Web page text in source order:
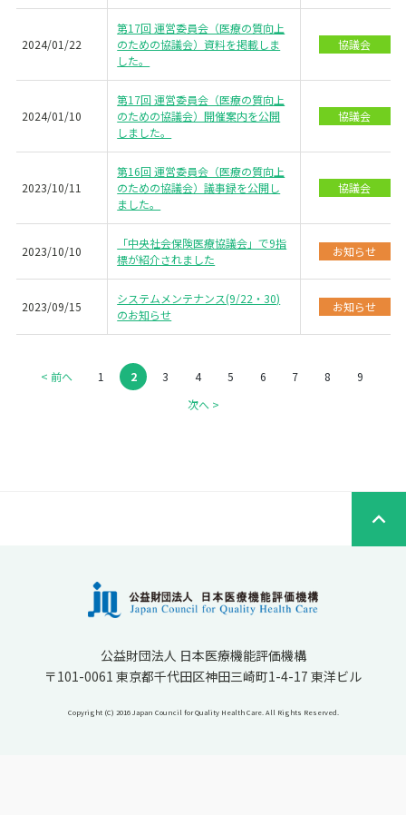
2024/01/22
第17回 運営委員会（医療の質向上
のための協議会）資料を掲載しま
した。
協議会
2024/01/10
第17回 運営委員会（医療の質向上
のための協議会）開催案内を公開
しました。
協議会
2023/10/11
第16回 運営委員会（医療の質向上
のための協議会）議事録を公開し
ました。
協議会
2023/10/10
「中央社会保険医療協議会」で9指
標が紹介されました
お知らせ
2023/09/15
システムメンテナンス(9/22・30)
のお知らせ
お知らせ
< 前へ 1 2 3 4 5 6 7 8
9
次へ >
公益財団法人 日本医療機能評価機構
〒101-0061 東京都千代田区神田三崎町1-4-17 東洋ビル
Copyright (C) 2016 Japan Council for Quality Health Care. All Rights Reserved.